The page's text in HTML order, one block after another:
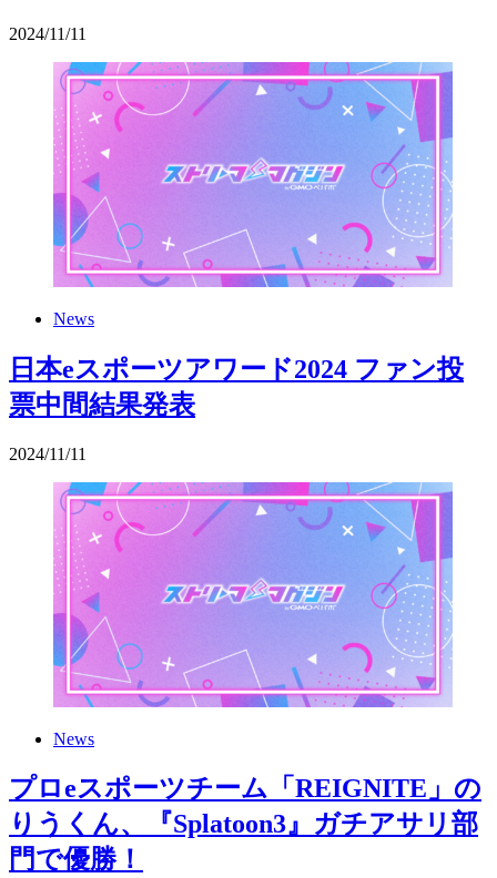
2024/11/11
News
日本eスポーツアワード2024 ファン投
票中間結果発表
2024/11/11
News
プロeスポーツチーム「REIGNITE」の
りうくん、『Splatoon3』ガチアサリ部
門で優勝！